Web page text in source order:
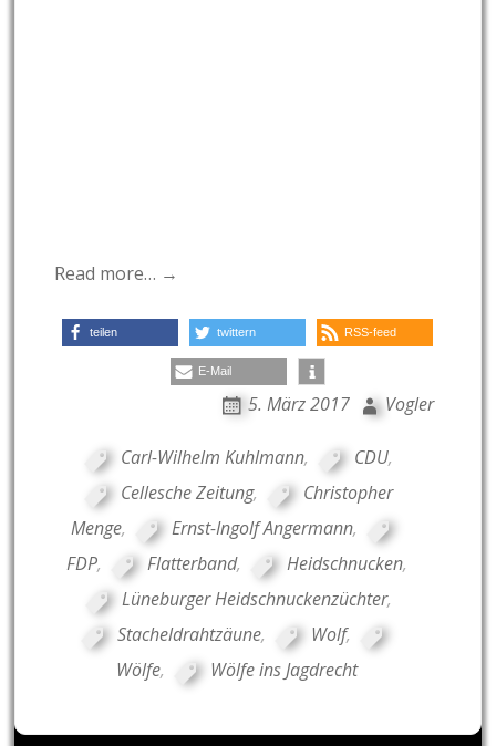
Read more… →
teilen twittern RSS-feed
E-Mail
5. März 2017 Vogler
Carl-Wilhelm Kuhlmann, CDU,
Cellesche Zeitung,
Christopher
Menge, Ernst-Ingolf Angermann,
FDP, Flatterband, Heidschnucken,
Lüneburger Heidschnuckenzüchter,
Stacheldrahtzäune, Wolf,
Wölfe, Wölfe ins Jagdrecht